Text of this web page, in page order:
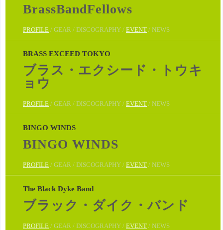
BrassBandFellows
PROFILE / GEAR / DISCOGRAPHY / EVENT / NEWS
BRASS EXCEED TOKYO
ブラス・エクシード・トウキ
ョウ
PROFILE / GEAR / DISCOGRAPHY / EVENT / NEWS
BINGO WINDS
BINGO WINDS
PROFILE / GEAR / DISCOGRAPHY / EVENT / NEWS
The Black Dyke Band
ブラック・ダイク・バンド
PROFILE / GEAR / DISCOGRAPHY / EVENT / NEWS